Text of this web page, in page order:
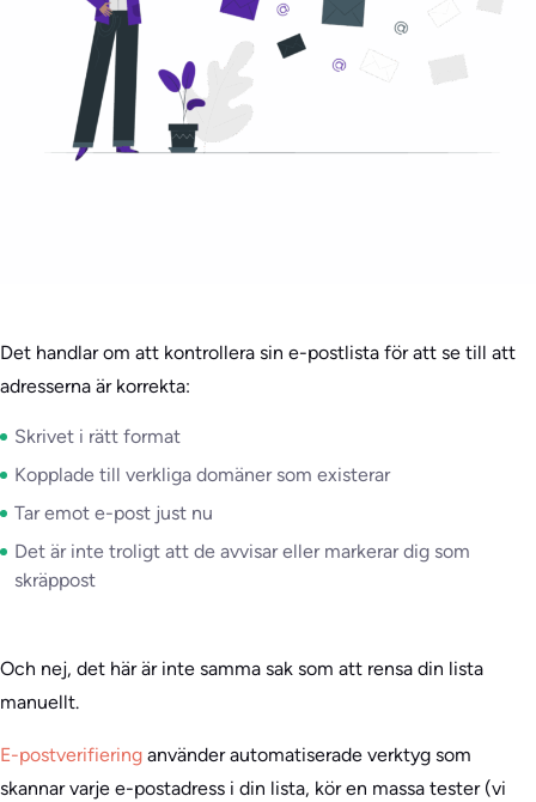
Det handlar om att kontrollera sin e-postlista för att se till att
adresserna är korrekta:
Skrivet i rätt format
Kopplade till verkliga domäner som existerar
Tar emot e-post just nu
Det är inte troligt att de avvisar eller markerar dig som
skräppost
Och nej, det här är inte samma sak som att rensa din lista
manuellt.
E-postverifiering använder automatiserade verktyg som
skannar varje e-postadress i din lista, kör en massa tester (vi